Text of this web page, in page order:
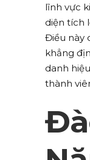
lĩnh vực
diện tích
Điều này
khẳng
danh
thành